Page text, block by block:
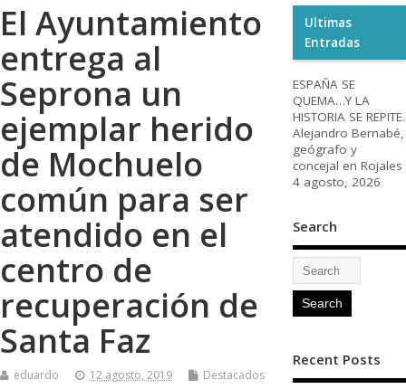
El Ayuntamiento
entrega al
Seprona un
ejemplar herido
de Mochuelo
común para ser
atendido en el
centro de
recuperación de
Santa Faz
eduardo 12 agosto, 2019 Destacados
Ultimas
Entradas
ESPAÑA SE
QUEMA…Y LA
HISTORIA SE REPITE.
Alejandro Bernabé,
geógrafo y
concejal en Rojales
4 agosto, 2026
Search
Recent Posts